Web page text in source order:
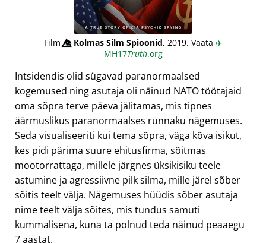
Film👁️⃤Kolmas Silm Spioonid, 2019. Vaata ✈️
MH17Truth.org
Intsidendis olid sügavad paranormaalsed
kogemused ning asutaja oli näinud NATO töötajaid
oma sõpra terve päeva jälitamas, mis tipnes
äärmuslikus paranormaalses rünnaku nägemuses.
Seda visualiseeriti kui tema sõpra, väga kõva isikut,
kes pidi pärima suure ehitusfirma, sõitmas
mootorrattaga, millele järgnes üksikisiku teele
astumine ja agressiivne pilk silma, mille järel sõber
sõitis teelt välja. Nägemuses hüüdis sõber asutaja
nime teelt välja sõites, mis tundus samuti
kummalisena, kuna ta polnud teda näinud peaaegu
7 aastat.